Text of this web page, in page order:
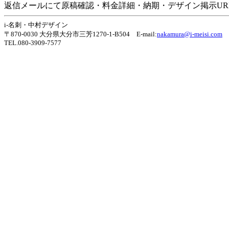
返信メールにて原稿確認・料金詳細・納期・デザイン掲示
i-名刺・中村デザイン
〒870-0030 大分県大分市三芳1270-1-B504 E-mail:nakamura@i-meisi.com
TEL.080-3909-7577